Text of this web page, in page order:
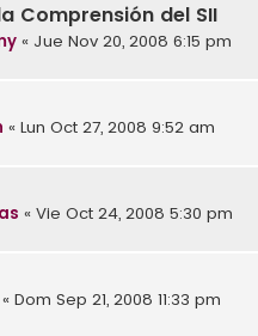
Comprensión del SII
« Jue Nov 20, 2008 6:15 pm
« Lun Oct 27, 2008 9:52 am
« Vie Oct 24, 2008 5:30 pm
« Dom Sep 21, 2008 11:33 pm